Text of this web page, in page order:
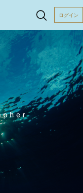
ログイン